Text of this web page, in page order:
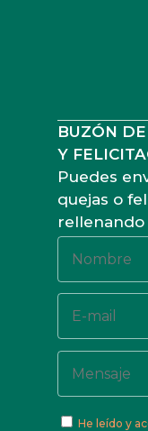
BUZÓN
Y
Puedes
quejas o
He leído y